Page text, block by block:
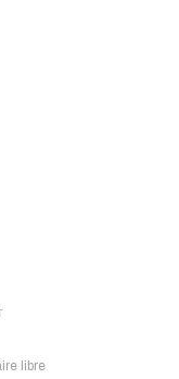
libre